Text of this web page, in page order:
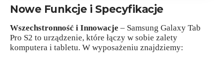
Nowe Funkcje i Specyfikacje
Wszechstronność i Innowacje – Samsung Galaxy Tab
Pro S2 to urządzenie, które łączy w sobie zalety
komputera i tabletu. W wyposażeniu znajdziemy: